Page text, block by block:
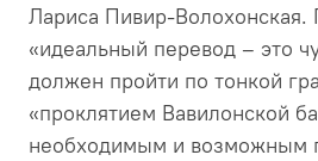
Лариса Пивир-Волохонская.
«идеальный перевод – это
должен пройти по тонкой
«проклятием Вавилонской
необходимым и возможным